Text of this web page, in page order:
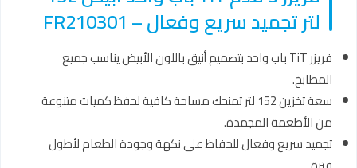
لتر تجميد سريع وفعال – FR210301
فريزر TiT باب واحد بتصميم أنيق باللون الأبيض يناسب جميع
المطابخ.
سعة تخزين 152 لتر تمنحك مساحة كافية لحفظ كميات متنوعة
من الأطعمة المجمدة.
تجميد سريع وفعال للحفاظ على نكهة وجودة الطعام لأطول